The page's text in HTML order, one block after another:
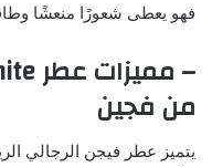
فهو يعطى شعورًا منعشًا
من فجين
يتميز عطر فيجن الرجالي